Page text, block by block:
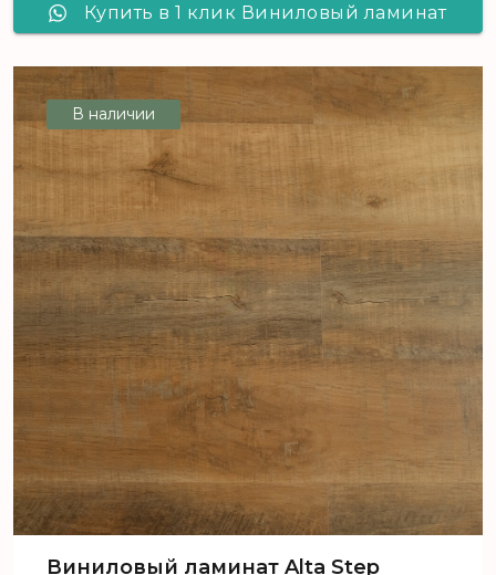
Купить в 1 клик Виниловый ламинат
желтый
В наличии
Виниловый ламинат Alta Step